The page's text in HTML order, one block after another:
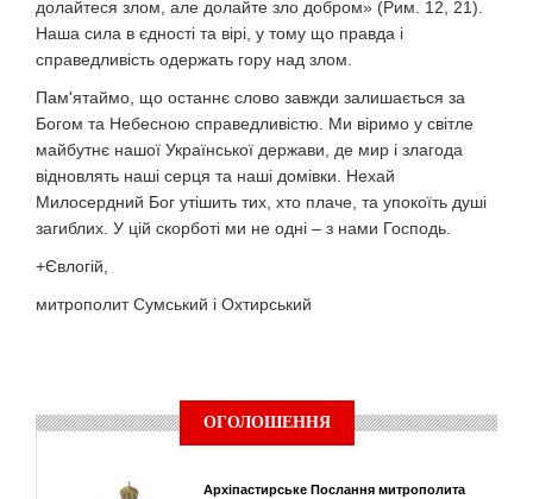
долайтеся злом, але долайте зло добром» (Рим. 12, 21).
Наша сила в єдності та вірі, у тому що правда і
справедливість одержать гору над злом.
Пам'ятаймо, що останнє слово завжди залишається за
Богом та Небесною справедливістю. Ми віримо у світле
майбутнє нашої Української держави, де мир і злагода
відновлять наші серця та наші домівки. Нехай
Милосердний Бог утішить тих, хто плаче, та упокоїть душі
загиблих. У цій скорботі ми не одні – з нами Господь.
+Євлогій,
митрополит Сумський і Охтирський
ОГОЛОШЕННЯ
Архіпастирське Послання митрополита